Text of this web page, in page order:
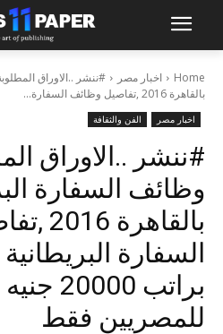
Home اخبار مصر
#ننشر ..الاوراق
بالقاهرة 2016 ,تفاصيل وظائف السفارة...
اخبار مصر الفن والثقافة
#ننشر ..الاوراق
وظائف السفارة
السفارة
براتب
للمصريين فقط